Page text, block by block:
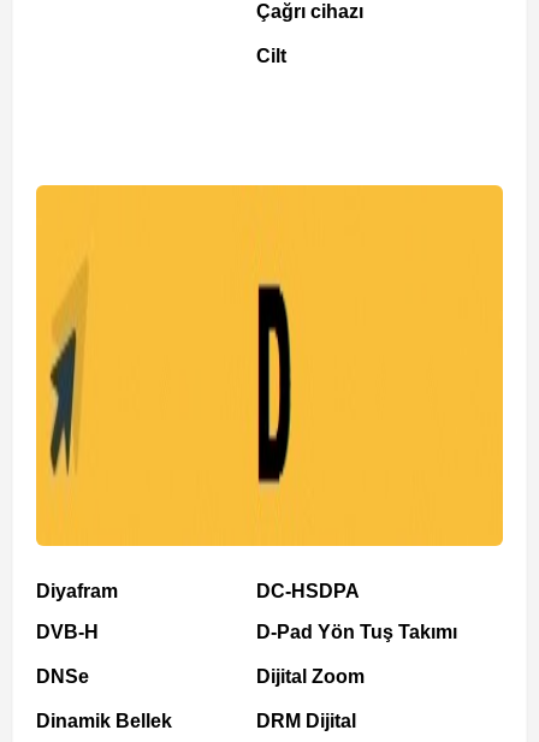
Çağrı cihazı
Cilt
Diyafram
DVB-H
DNSe
Dinamik Bellek
DC-HSDPA
D-Pad Yön Tuş Takımı
Dijital Zoom
DRM Dijital